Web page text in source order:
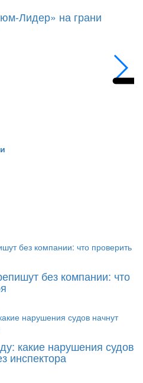
Лидер» на грани
без компании: что
какие нарушения судов
инспектора